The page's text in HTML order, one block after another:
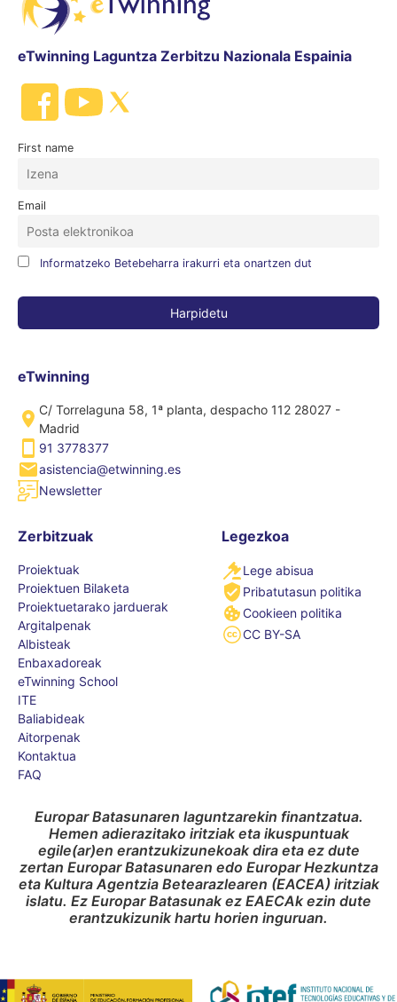
eTwinning Laguntza Zerbitzu Nazionala Espainia
First name
Email
Informatzeko Betebeharra irakurri eta onartzen dut
eTwinning
C/ Torrelaguna 58, 1ª planta, despacho 112 28027 -
Madrid
91 3778377
asistencia@etwinning.es
Newsletter
Zerbitzuak
Proiektuak
Proiektuen Bilaketa
Proiektuetarako jarduerak
Argitalpenak
Albisteak
Enbaxadoreak
eTwinning School
ITE
Baliabideak
Aitorpenak
Kontaktua
FAQ
Legezkoa
Lege abisua
Pribatutasun politika
Cookieen politika
CC BY-SA
Europar Batasunaren laguntzarekin finantzatua.
Hemen adierazitako iritziak eta ikuspuntuak
egile(ar)en erantzukizunekoak dira eta ez dute
zertan Europar Batasunaren edo Europar Hezkuntza
eta Kultura Agentzia Betearazlearen (EACEA) iritziak
islatu. Ez Europar Batasunak ez EAECAk ezin dute
erantzukizunik hartu horien inguruan.